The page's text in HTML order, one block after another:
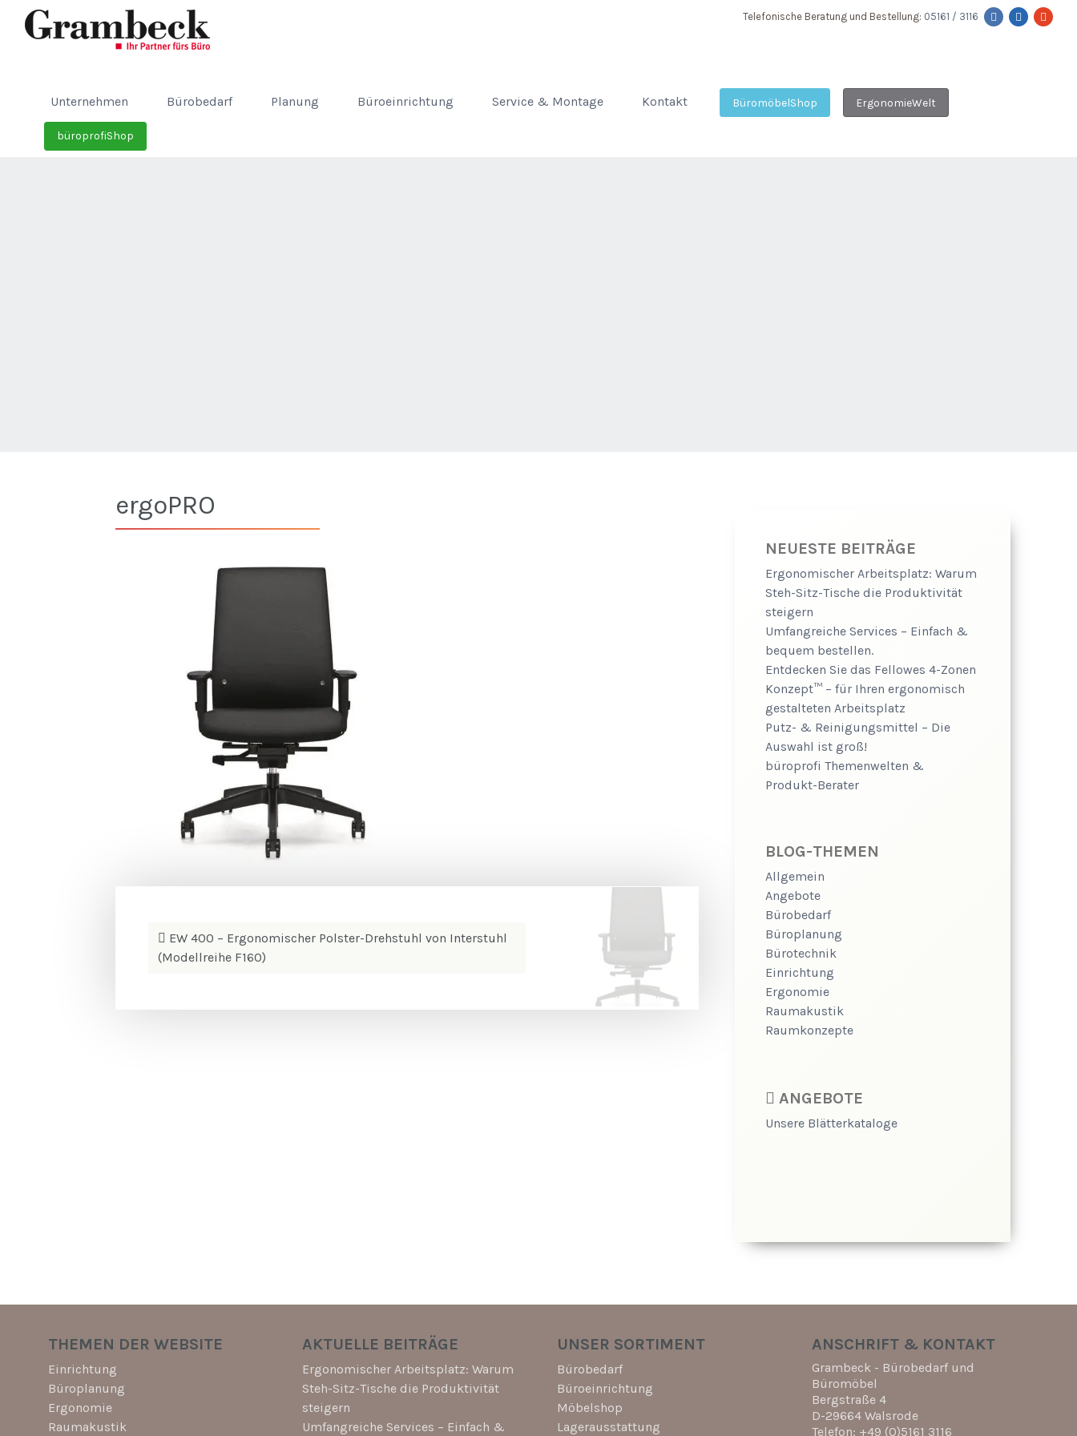
Telefonische Beratung und Bestellung: 05161 / 3116
Unternehmen Bürobedarf Planung Büroeinrichtung Service & Montage Kontakt BüromöbelShop ErgonomieWelt
büroprofiShop
ergoPRO
Beitrags-
Navigation
EW 400 – Ergonomischer Polster-Drehstuhl von Interstuhl
(Modellreihe F160)
NEUESTE BEITRÄGE
Ergonomischer Arbeitsplatz: Warum
Steh-Sitz-Tische die Produktivität
steigern
Umfangreiche Services – Einfach &
bequem bestellen.
Entdecken Sie das Fellowes 4-Zonen
Konzept™ – für Ihren ergonomisch
gestalteten Arbeitsplatz
Putz- & Reinigungsmittel – Die
Auswahl ist groß!
büroprofi Themenwelten &
Produkt-Berater
BLOG-THEMEN
Allgemein
Angebote
Bürobedarf
Büroplanung
Bürotechnik
Einrichtung
Ergonomie
Raumakustik
Raumkonzepte
ANGEBOTE
Unsere Blätterkataloge
THEMEN DER WEBSITE
Einrichtung
Büroplanung
Ergonomie
Raumakustik
AKTUELLE BEITRÄGE
Ergonomischer Arbeitsplatz: Warum
Steh-Sitz-Tische die Produktivität
steigern
Umfangreiche Services – Einfach &
UNSER SORTIMENT
Bürobedarf
Büroeinrichtung
Möbelshop
Lagerausstattung
ANSCHRIFT & KONTAKT
Grambeck - Bürobedarf und
Büromöbel
Bergstraße 4
D-29664 Walsrode
Telefon: +49 (0)5161 3116